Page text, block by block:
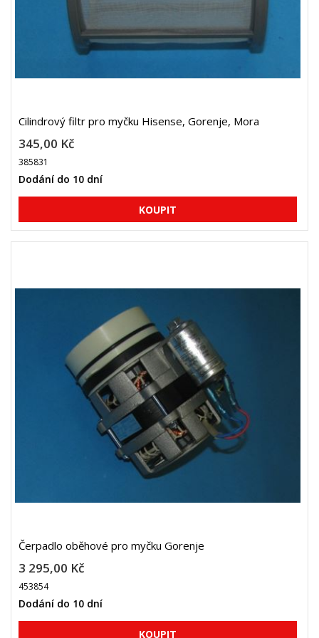
Cilindrový filtr pro myčku Hisense, Gorenje, Mora
345,00 Kč
385831
Dodání do 10 dní
Čerpadlo oběhové pro myčku Gorenje
3 295,00 Kč
453854
Dodání do 10 dní